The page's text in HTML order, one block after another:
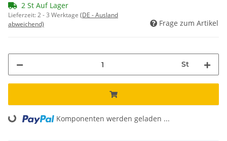
2 St Auf Lager
Lieferzeit:2 - 3 Werktage (DE - Ausland
abweichend)
Frage zum Artikel
St
Loading... Komponenten werden geladen ...